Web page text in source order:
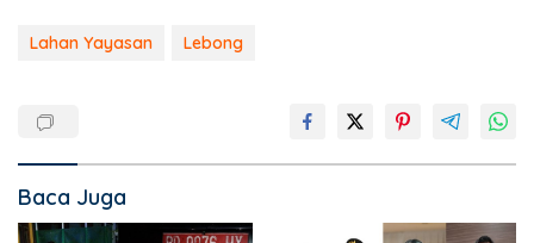
Lahan Yayasan Lebong
Baca Juga